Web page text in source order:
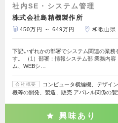
社内SE・システム管理
株式会社島精機製作所
450万円 ～ 649万円 和歌山県
下記いずれかの部署でシステム関連の業務
す。 （1）部署：情報システム部 業務内容
ム、WEBシ…
会社概要
コンピュータ横編機、デザイ
機等の開発、製造、販売 アパレル関係の
興味あり